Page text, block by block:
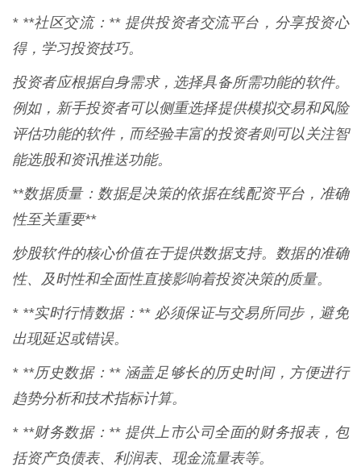
* **社区交流：** 提供投资者交流平台，分享投资心
得，学习投资技巧。
投资者应根据自身需求，选择具备所需功能的软件。
例如，新手投资者可以侧重选择提供模拟交易和风险
评估功能的软件，而经验丰富的投资者则可以关注智
能选股和资讯推送功能。
**数据质量：数据是决策的依据在线配资平台，准确
性至关重要**
炒股软件的核心价值在于提供数据支持。数据的准确
性、及时性和全面性直接影响着投资决策的质量。
* **实时行情数据：** 必须保证与交易所同步，避免
出现延迟或错误。
* **历史数据：** 涵盖足够长的历史时间，方便进行
趋势分析和技术指标计算。
* **财务数据：** 提供上市公司全面的财务报表，包
括资产负债表、利润表、现金流量表等。